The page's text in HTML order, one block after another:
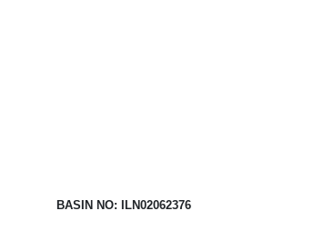
BASIN NO: ILN02062376